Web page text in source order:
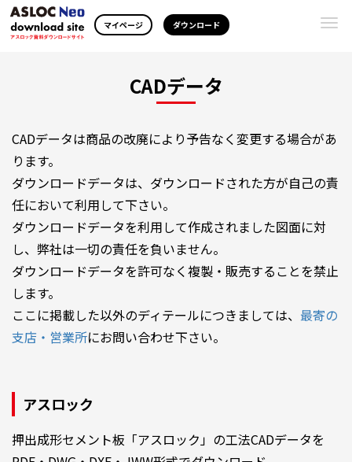
マイページ ダウンロード
CADデータ
CADデータは商品の改廃により予告なく変更する場合があ
ります。
ダウンロードデータは、ダウンロードされた方が自己の責
任において利用して下さい。
ダウンロードデータを利用して作成されました図面に対
し、弊社は一切の責任を負いません。
ダウンロードデータを許可なく複製・販売することを禁止
します。
ここに掲載した以外のディテールにつきましては、 最寄の
支店・営業所にお問い合わせ下さい。
アスロック
押出成形セメント板「アスロック」の工法CADデータを